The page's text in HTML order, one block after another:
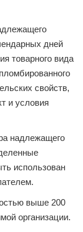
дней
товарного вида
свойств,
и условия
надлежащего
использован
выше 200
организации.